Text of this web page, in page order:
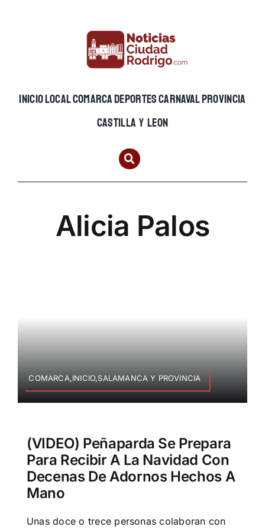
INICIOLOCALCOMARCADEPORTESCARNAVALPROVINCIA
CASTILLA Y LEON
Alicia Palos
COMARCA,INICIO,SALAMANCA Y PROVINCIA
(VIDEO) Peñaparda Se Prepara
Para Recibir A La Navidad Con
Decenas De Adornos Hechos A
Mano
Unas doce o trece personas colaboran con